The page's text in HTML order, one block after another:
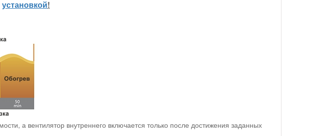
установкой!
а вентилятор внутреннего включается только после достижения заданных